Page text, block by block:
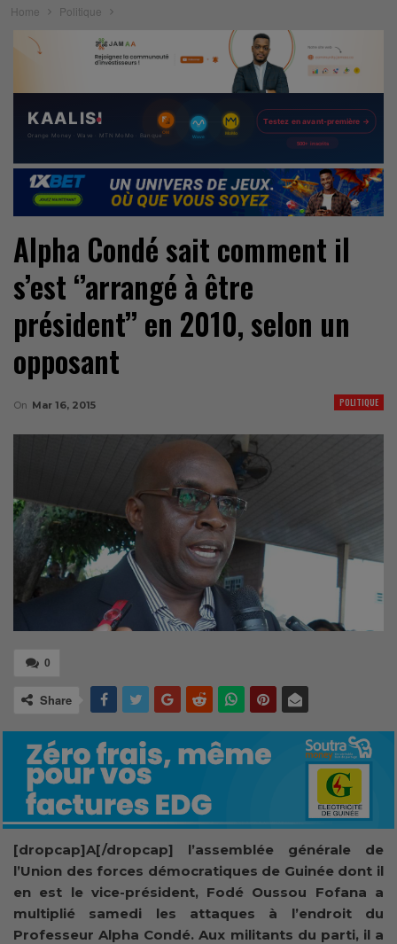
Home Politique
Alpha Condé sait comment il
s’est ‘’arrangé à être
président’’ en 2010, selon un
opposant
POLITIQUE
On Mar 16, 2015
0
Share
[dropcap]A[/dropcap] l’assemblée générale de
l’Union des forces démocratiques de Guinée dont il
en est le vice-président, Fodé Oussou Fofana a
multiplié samedi les attaques à l’endroit du
Professeur Alpha Condé. Aux militants du parti, il a